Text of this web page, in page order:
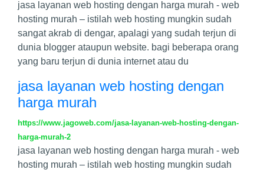
jasa layanan web hosting dengan harga murah - web
hosting murah – istilah web hosting mungkin sudah
sangat akrab di dengar, apalagi yang sudah terjun di
dunia blogger ataupun website. bagi beberapa orang
yang baru terjun di dunia internet atau du
jasa layanan web hosting dengan
harga murah
https://www.jagoweb.com/jasa-layanan-web-hosting-dengan-
harga-murah-2
jasa layanan web hosting dengan harga murah - web
hosting murah – istilah web hosting mungkin sudah